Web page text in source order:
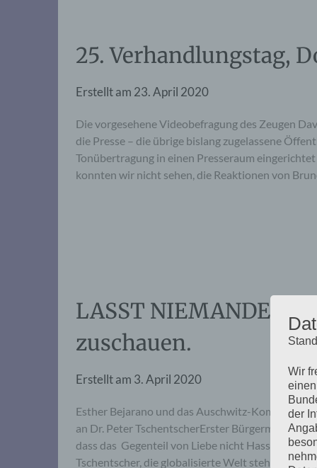
25. Verhandlungstag,
Erstellt am 23. April 2020
Die vorgesehene Videobefragung des Zeugen
die Presse – die übrige bislang zugelassene
Tonübertragung in einen Presseraum
konnten wir nicht sehen, die Reaktionen von
LASST NIEMANDEN
zuschauen.
Erstellt am 3. April 2020
Esther Bejarano und das Auschwitz-Komitee
an Dr. Peter TschentscherErster Bürgermeister
dass das Gegenteil von Liebe nicht Hass ist,
Tschentscher, die globalisierte Welt steht Kopf,
Wir
der